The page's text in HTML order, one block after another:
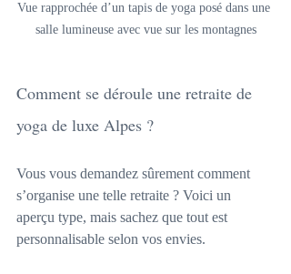
Vue rapprochée d’un tapis de yoga posé dans une
salle lumineuse avec vue sur les montagnes
Comment se déroule une retraite de
yoga de luxe Alpes ?
Vous vous demandez sûrement comment
s’organise une telle retraite ? Voici un
aperçu type, mais sachez que tout est
personnalisable selon vos envies.